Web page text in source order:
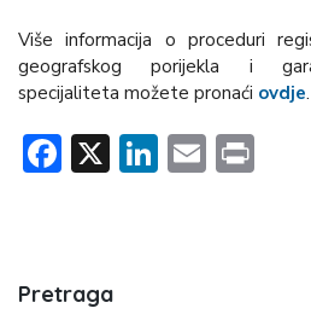
Više informacija o proceduri
geografskog porijekla i
specijaliteta možete pronaći ovdje.
Facebook
X LinkedIn
Email
Pretraga